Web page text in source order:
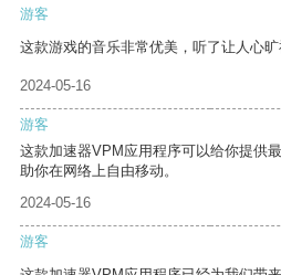
游客
这款游戏的音乐非常优美，听了让人心旷
2024-05-16
游客
这款加速器VPM应用程序可以给你提供
助你在网络上自由移动。
2024-05-16
游客